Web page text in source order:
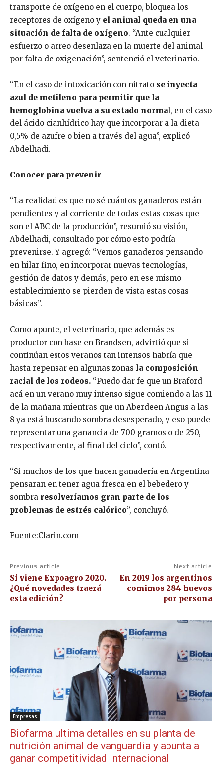
transporte de oxígeno en el cuerpo, bloquea los
receptores de oxígeno y el animal queda en una
situación de falta de oxígeno. “Ante cualquier
esfuerzo o arreo desenlaza en la muerte del animal
por falta de oxigenación”, sentenció el veterinario.
“En el caso de intoxicación con nitrato se inyecta
azul de metileno para permitir que la
hemoglobina vuelva a su estado normal, en el caso
del ácido cianhídrico hay que incorporar a la dieta
0,5% de azufre o bien a través del agua”, explicó
Abdelhadi.
Conocer para prevenir
“La realidad es que no sé cuántos ganaderos están
pendientes y al corriente de todas estas cosas que
son el ABC de la producción”, resumió su visión,
Abdelhadi, consultado por cómo esto podría
prevenirse. Y agregó: “Vemos ganaderos pensando
en hilar fino, en incorporar nuevas tecnologías,
gestión de datos y demás, pero en ese mismo
establecimiento se pierden de vista estas cosas
básicas”.
Como apunte, el veterinario, que además es
productor con base en Brandsen, advirtió que si
continúan estos veranos tan intensos habría que
hasta repensar en algunas zonas la composición
racial de los rodeos. “Puedo dar fe que un Braford
acá en un verano muy intenso sigue comiendo a las 11
de la mañana mientras que un Aberdeen Angus a las
8 ya está buscando sombra desesperado, y eso puede
representar una ganancia de 700 gramos o de 250,
respectivamente, al final del ciclo”, contó.
“Si muchos de los que hacen ganadería en Argentina
pensaran en tener agua fresca en el bebedero y
sombra resolveríamos gran parte de los
problemas de estrés calórico”, concluyó.
Fuente:Clarin.com
Previous article
Si viene Expoagro 2020.
¿Qué novedades traerá
esta edición?
Next article
En 2019 los argentinos
comimos 284 huevos
por persona
Empresas
Biofarma ultima detalles en su planta de
nutrición animal de vanguardia y apunta a
ganar competitividad internacional